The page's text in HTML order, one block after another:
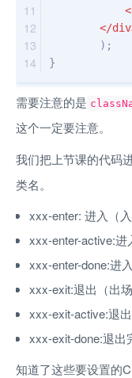
<
</div
        );
}
需要注意的是
这个一定要注意。
我们把上节课的代码
类名。
xxx-enter: 进入（
xxx-enter-active:
xxx-enter-done:进
xxx-exit:退出（出
xxx-exit-active:退
xxx-exit-done:退出
知道了这些要设置的